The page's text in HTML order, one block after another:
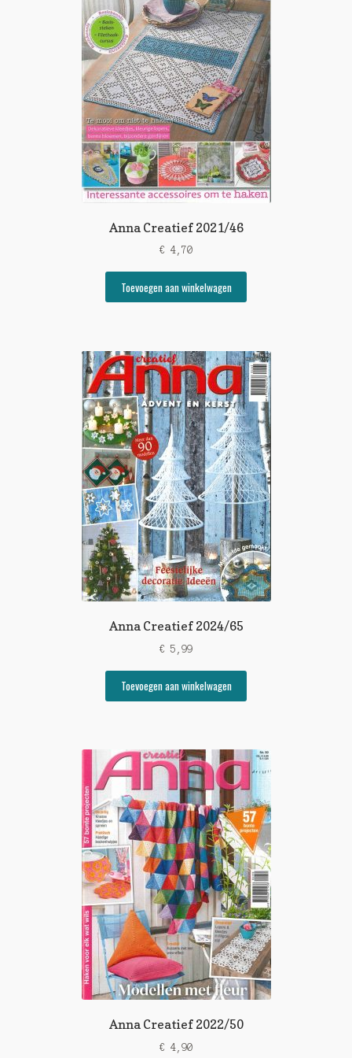
Anna Creatief 2021/46
€ 4,70
Toevoegen aan winkelwagen
Anna Creatief 2024/65
€ 5,99
Toevoegen aan winkelwagen
Anna Creatief 2022/50
€ 4,90